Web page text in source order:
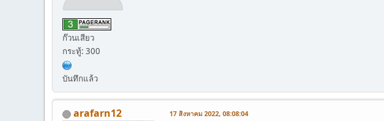
ก๊วนเสียว
กระทู้: 300
บันทึกแล้ว
arafarn12 17 สิงหาคม 2022, 08:08:04